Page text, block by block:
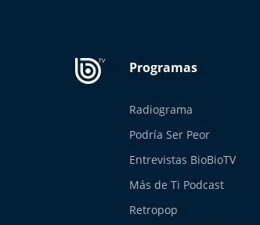
Radiograma
Podría Ser Peor
Entrevistas BioBioTV
Más de Ti Podcast
Retropop